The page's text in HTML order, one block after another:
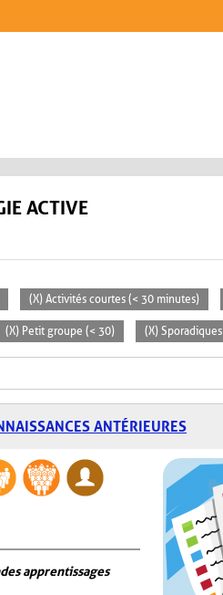
ACTIVE
(X) Activités courtes (< 30 minutes)
(X) Petit groupe (< 30) (X) Sporadiques
ANTÉRIEURES
apprentissages